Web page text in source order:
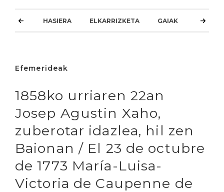
HASIERA ELKARRIZKETA GAIAK
Efemerideak
1858ko urriaren 22an
Josep Agustin Xaho,
zuberotar idazlea, hil zen
Baionan / El 23 de octubre
de 1773 María-Luisa-
Victoria de Caupenne de